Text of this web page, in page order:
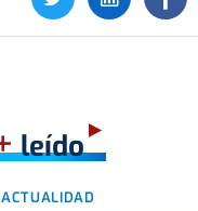
leído
ACTUALIDAD